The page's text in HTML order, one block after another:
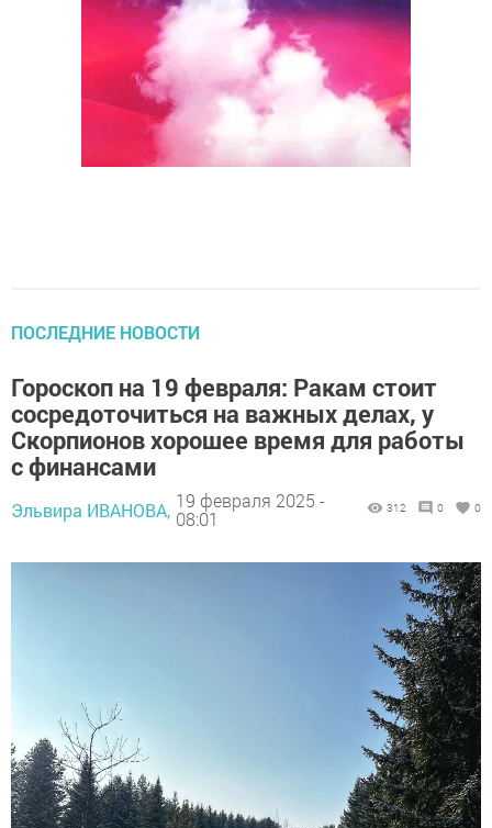
ПОСЛЕДНИЕ НОВОСТИ
Гороскоп на 19 февраля: Ракам стоит
сосредоточиться на важных делах, у
Скорпионов хорошее время для работы
с финансами
Эльвира ИВАНОВА, 19 февраля 2025 -
08:01
312 0 0